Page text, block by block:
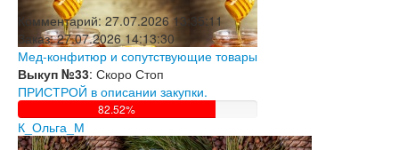
Комментарий:27.07.2026 13:35:11
Заказ:27.07.2026 14:13:30
Мед-конфитюр и сопутствующие товары
Выкуп №33: Скоро Стоп
ПРИСТРОЙ в описании закупки.
82.52%
К_Ольга_М